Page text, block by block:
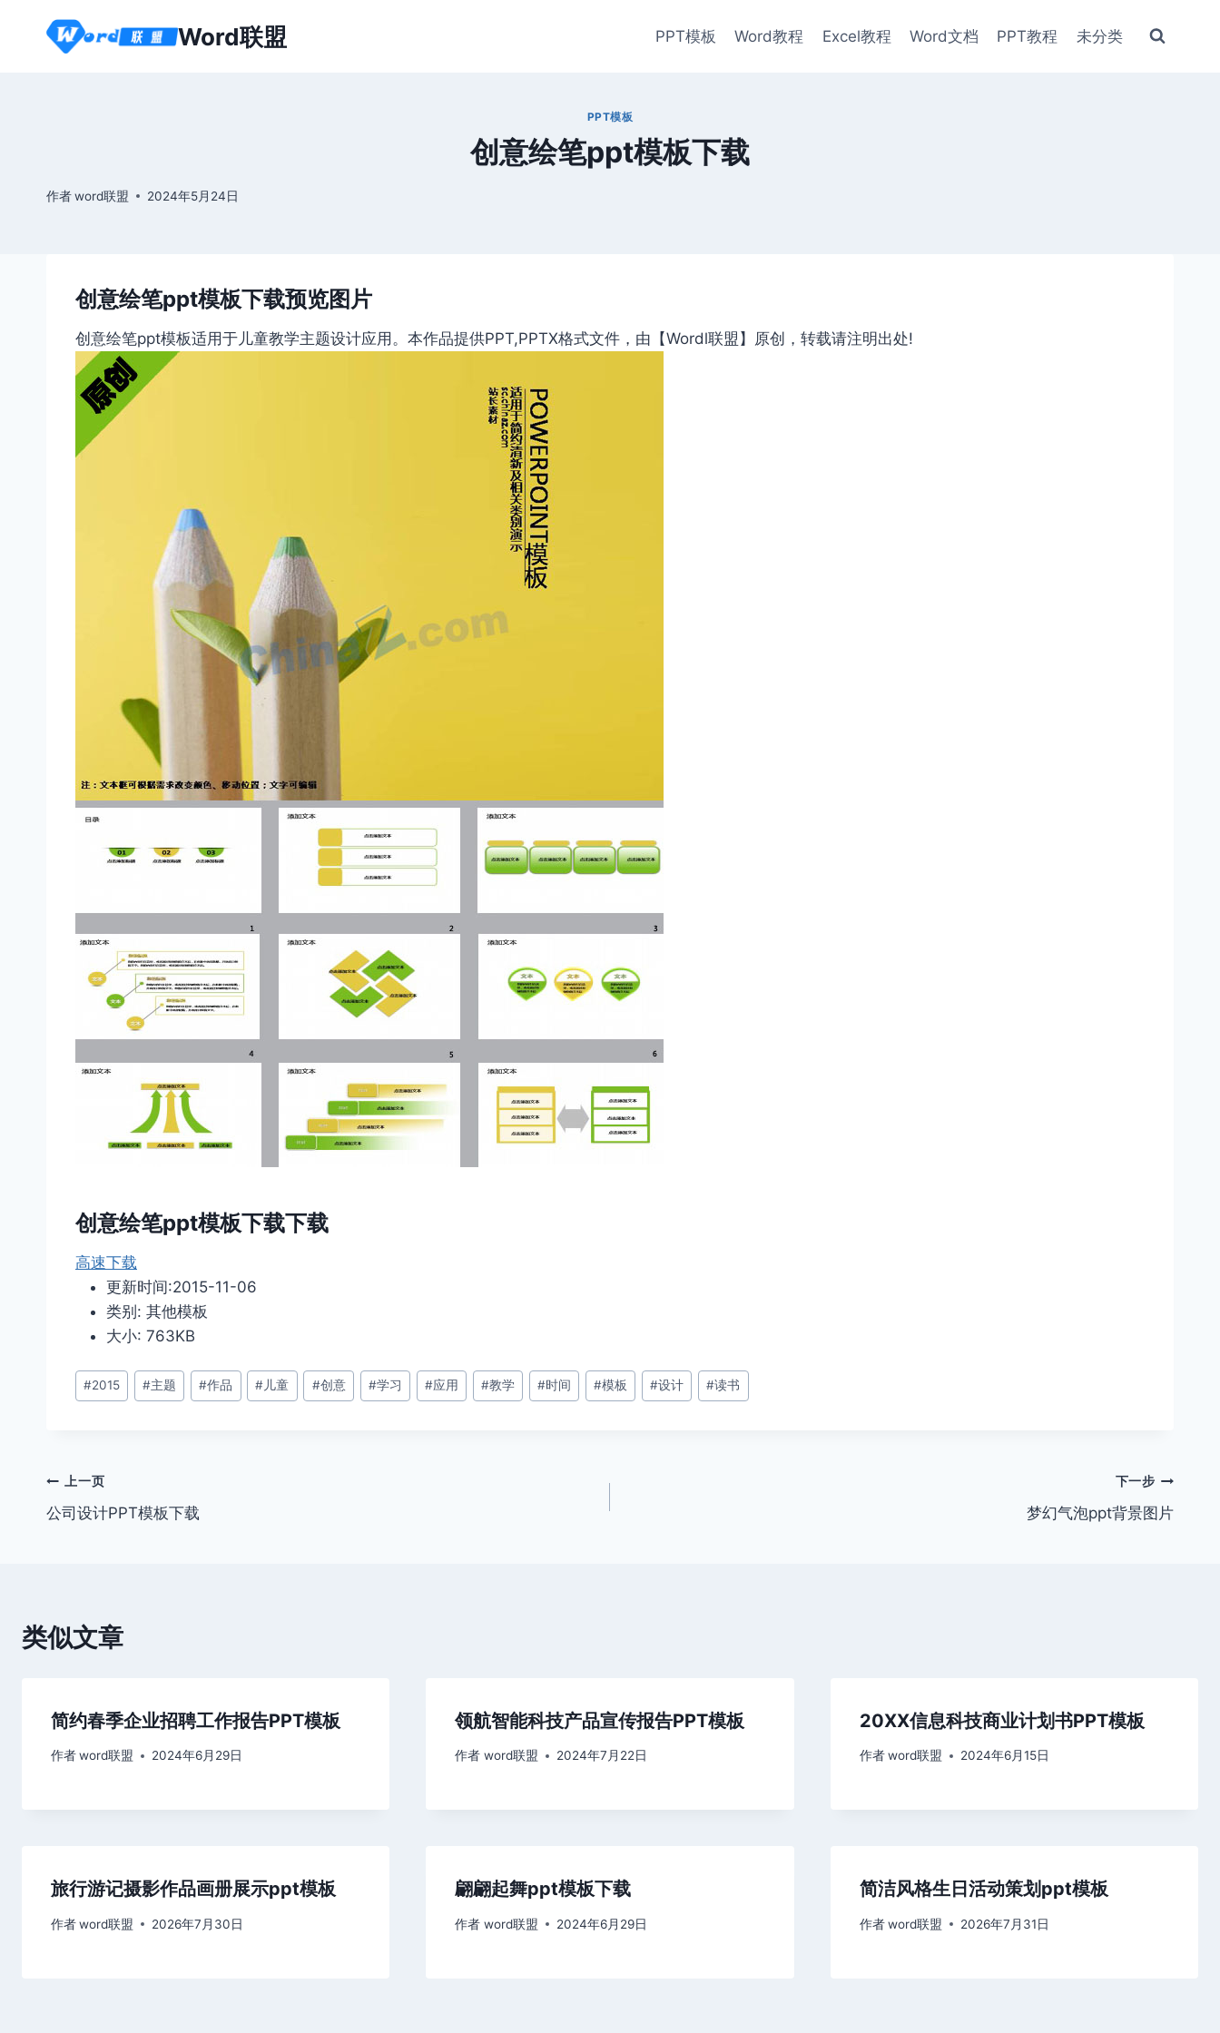
Word联盟 PPT模板 Word教程 Excel教程 Word文档 PPT教程 未分类
PPT模板
创意绘笔ppt模板下载
作者word联盟 2024年5月24日
创意绘笔ppt模板下载预览图片
创意绘笔ppt模板适用于儿童教学主题设计应用。本作品提供PPT,PPTX格式文件，由【Wordl联盟】原创，转载请注明出处!
创意绘笔ppt模板下载下载
高速下载
更新时间:2015-11-06
类别: 其他模板
大小: 763KB
文
章
#2015 #主题 #作品 #儿童 #创意 #学习 #应用 #教学 #时间 #模板 #设计 #读书
文
章
上一页
公司设计PPT模板下载
下一步
梦幻气泡ppt背景图片
类似文章
简约春季企业招聘工作报告PPT模板
作者word联盟 2024年6月29日
领航智能科技产品宣传报告PPT模板
作者 word联盟 2024年7月22日
20XX信息科技商业计划书PPT模板
作者 word联盟 2024年6月15日
旅行游记摄影作品画册展示ppt模板
作者word联盟 2026年7月30日
翩翩起舞ppt模板下载
作者 word联盟 2024年6月29日
简洁风格生日活动策划ppt模板
作者 word联盟 2026年7月31日